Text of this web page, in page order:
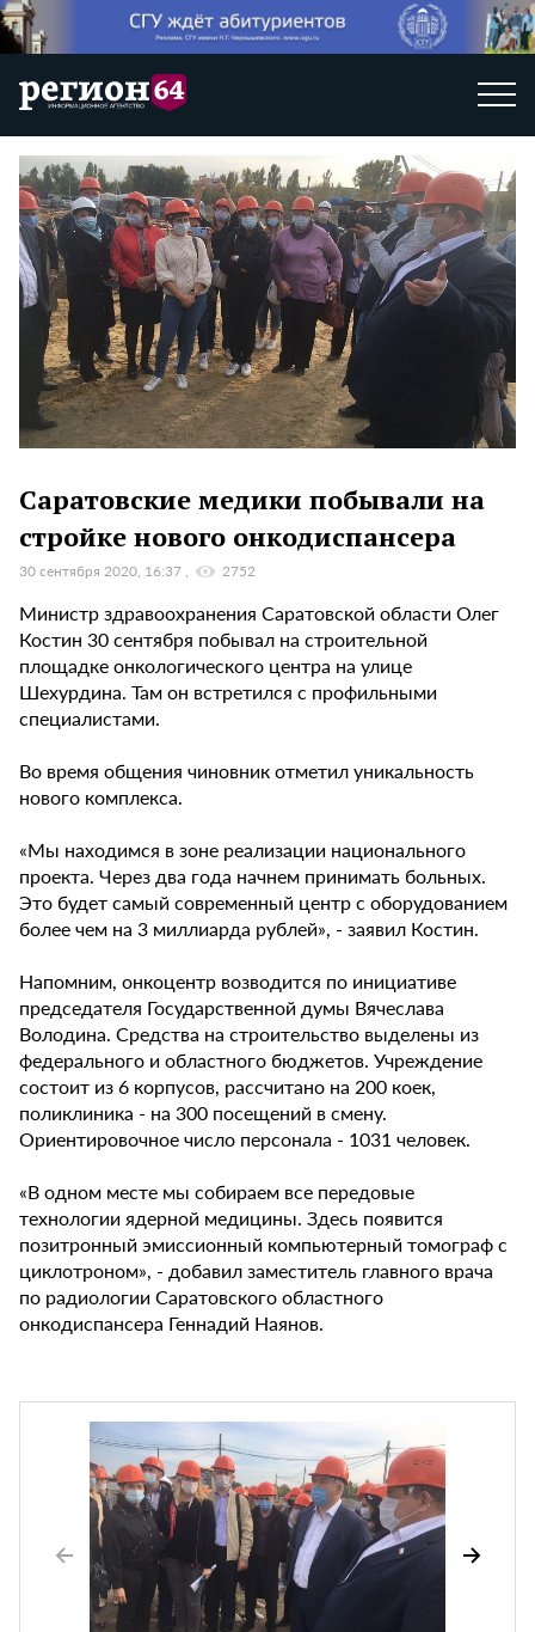
Саратовские медики побывали на
стройке нового онкодиспансера
30 сентября 2020, 16:37 2752
Министр здравоохранения Саратовской области Олег
Костин 30 сентября побывал на строительной
площадке онкологического центра на улице
Шехурдина. Там он встретился с профильными
специалистами.
Во время общения чиновник отметил уникальность
нового комплекса.
«Мы находимся в зоне реализации национального
проекта. Через два года начнем принимать больных.
Это будет самый современный центр с оборудованием
более чем на 3 миллиарда рублей», - заявил Костин.
Напомним, онкоцентр возводится по инициативе
председателя Государственной думы Вячеслава
Володина. Средства на строительство выделены из
федерального и областного бюджетов. Учреждение
состоит из 6 корпусов, рассчитано на 200 коек,
поликлиника - на 300 посещений в смену.
Ориентировочное число персонала - 1031 человек.
«В одном месте мы собираем все передовые
технологии ядерной медицины. Здесь появится
позитронный эмиссионный компьютерный томограф с
циклотроном», - добавил заместитель главного врача
по радиологии Саратовского областного
онкодиспансера Геннадий Наянов.